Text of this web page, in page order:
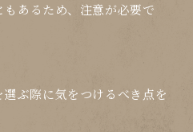
あるため、注意が必要で
選ぶ際に気をつけるべき点を